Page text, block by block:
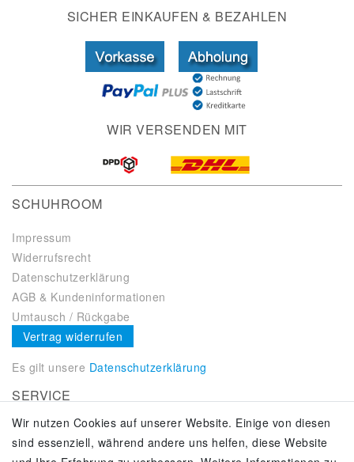
SICHER EINKAUFEN & BEZAHLEN
WIR VERSENDEN MIT
SCHUHROOM
Impressum
Widerrufsrecht
Datenschutzerklärung
AGB & Kundeninformationen
Umtausch / Rückgabe
Vertrag widerrufen
Es gilt unsere Datenschutzerklärung
SERVICE
Kontakt
Zahlung & Versand
Wir nutzen Cookies auf unserer Website. Einige von diesen
sind essenziell, während andere uns helfen, diese Website